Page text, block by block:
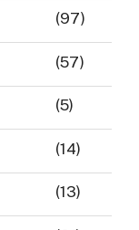
(97)
(57)
(5)
(14)
(13)